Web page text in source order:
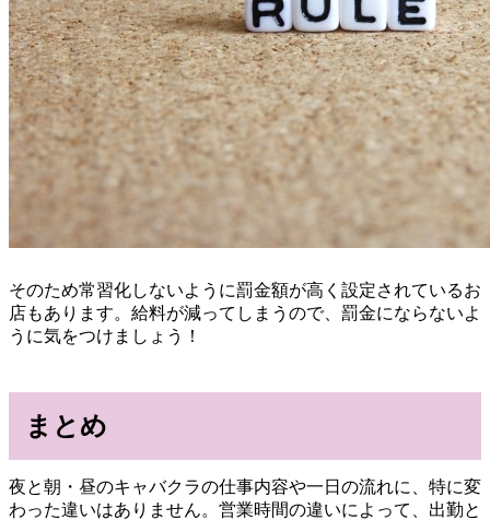
そのため常習化しないように罰金額が高く設定されているお
店もあります。給料が減ってしまうので、罰金にならないよ
うに気をつけましょう！
まとめ
夜と朝・昼のキャバクラの仕事内容や一日の流れに、特に変
わった違いはありません。営業時間の違いによって、出勤と